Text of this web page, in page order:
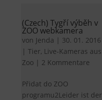
(Czech) Tygří výběh v
ZOO webkamera
von Jenda | 30. 01. 2016
|Tier, Live-Kameras aus
Zoo | 2 Kommentare
Přidat do ZOO
programu2Leider ist der